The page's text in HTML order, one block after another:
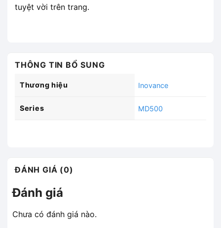
tuyệt vời trên trang.
THÔNG TIN BỔ SUNG
Thương hiệu Inovance
Series MD500
ĐÁNH GIÁ (0)
Đánh giá
Chưa có đánh giá nào.